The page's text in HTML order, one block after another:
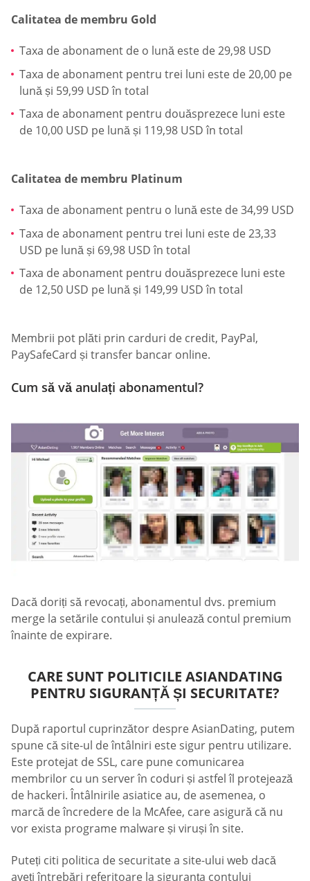
Calitatea de membru Gold
Taxa de abonament de o lună este de 29,98 USD
Taxa de abonament pentru trei luni este de 20,00 pe
lună și 59,99 USD în total
Taxa de abonament pentru douăsprezece luni este
de 10,00 USD pe lună și 119,98 USD în total
Calitatea de membru Platinum
Taxa de abonament pentru o lună este de 34,99 USD
Taxa de abonament pentru trei luni este de 23,33
USD pe lună și 69,98 USD în total
Taxa de abonament pentru douăsprezece luni este
de 12,50 USD pe lună și 149,99 USD în total
Membrii pot plăti prin carduri de credit, PayPal,
PaySafeCard și transfer bancar online.
Cum să vă anulați abonamentul?
Dacă doriți să revocați, abonamentul dvs. premium
merge la setările contului și anulează contul premium
înainte de expirare.
CARE SUNT POLITICILE ASIANDATING
PENTRU SIGURANȚĂ ȘI SECURITATE?
După raportul cuprinzător despre AsianDating, putem
spune că site-ul de întâlniri este sigur pentru utilizare.
Este protejat de SSL, care pune comunicarea
membrilor cu un server în coduri și astfel îl protejează
de hackeri. Întâlnirile asiatice au, de asemenea, o
marcă de încredere de la McAfee, care asigură că nu
vor exista programe malware și viruși în site.
Puteți citi politica de securitate a site-ului web dacă
aveți întrebări referitoare la siguranța contului